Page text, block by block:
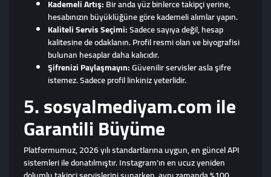
Kademeli Artış:Bir anda yüz binlerce takipçi yerine,
hesabınızın büyüklüğüne göre kademeli alımlar yapın.
Kaliteli Servis Seçimi:Sadece sayıya değil, hesap
kalitesine de odaklanın. Profil resmi olan ve biyografisi
bulunan hesaplar daha kalıcıdır.
Şifrenizi Paylaşmayın:Güvenilir servisler asla şifre
istemez. Sadece profil linkiniz yeterlidir.
5. sosyalmediyam.com ile
Garantili Büyüme
Platformumuz, 2026 yılı standartlarına uygun, en güncel API
sistemleri ile donatılmıştır. Instagram'ın en ucuz yeniden